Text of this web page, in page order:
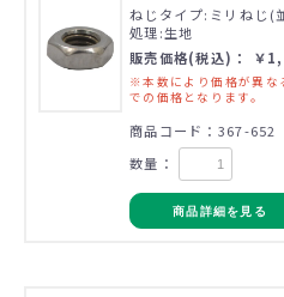
ねじタイプ:ミリねじ(
処理:生地
販売価格(税込)： ￥
※本数により価格が異な
での価格となります。
商品コード：367-652
数量：
商品詳細を見る